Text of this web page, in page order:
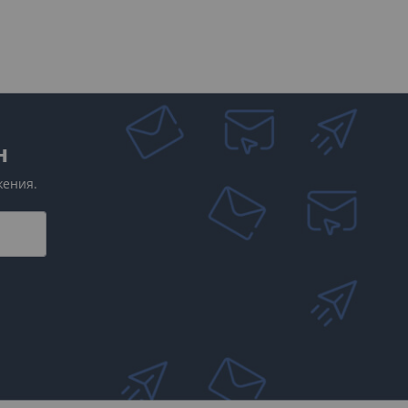
конзолата.
нейната визия, ако
като ви предлага:
придават по-модерен и
смяна на скоростите и да